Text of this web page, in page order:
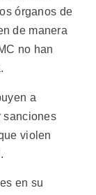
órganos de
de manera
no han
a
sanciones
violen
en su